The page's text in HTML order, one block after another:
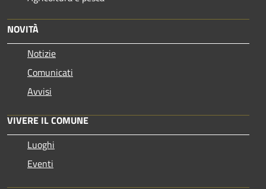
NOVITÀ
Notizie
Comunicati
Avvisi
VIVERE IL COMUNE
Luoghi
Eventi